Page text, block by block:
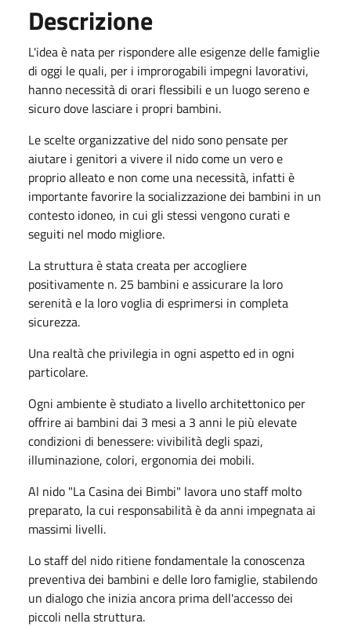
Descrizione
L'idea è nata per rispondere alle esigenze delle famiglie
di oggi le quali, per i improrogabili impegni lavorativi,
hanno necessità di orari flessibili e un luogo sereno e
sicuro dove lasciare i propri bambini.
Le scelte organizzative del nido sono pensate per
aiutare i genitori a vivere il nido come un vero e
proprio alleato e non come una necessità, infatti è
importante favorire la socializzazione dei bambini in un
contesto idoneo, in cui gli stessi vengono curati e
seguiti nel modo migliore.
La struttura è stata creata per accogliere
positivamente n. 25 bambini e assicurare la loro
serenità e la loro voglia di esprimersi in completa
sicurezza.
Una realtà che privilegia in ogni aspetto ed in ogni
particolare.
Ogni ambiente è studiato a livello architettonico per
offrire ai bambini dai 3 mesi a 3 anni le più elevate
condizioni di benessere: vivibilità degli spazi,
illuminazione, colori, ergonomia dei mobili.
Al nido "La Casina dei Bimbi" lavora uno staff molto
preparato, la cui responsabilità è da anni impegnata ai
massimi livelli.
Lo staff del nido ritiene fondamentale la conoscenza
preventiva dei bambini e delle loro famiglie, stabilendo
un dialogo che inizia ancora prima dell'accesso dei
piccoli nella struttura.